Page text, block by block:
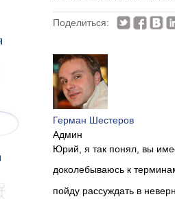
Поделиться:
Герман Шестеров
Админ
Юрий, я так понял, вы
доколебываюсь к
пойду рассуждать в